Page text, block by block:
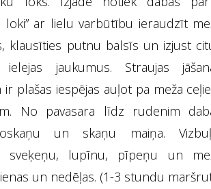
loki” ar lielu varbūtību ieraudzīt
klausīties putnu balsīs un izjust
ielejas jaukumus. Straujas
ir plašas iespējas auļot pa meža
No pavasara līdz rudenim
un skaņu maiņa.
sveķeņu, lupīnu, pīpeņu un
un nedēļas. (1-3 stundu